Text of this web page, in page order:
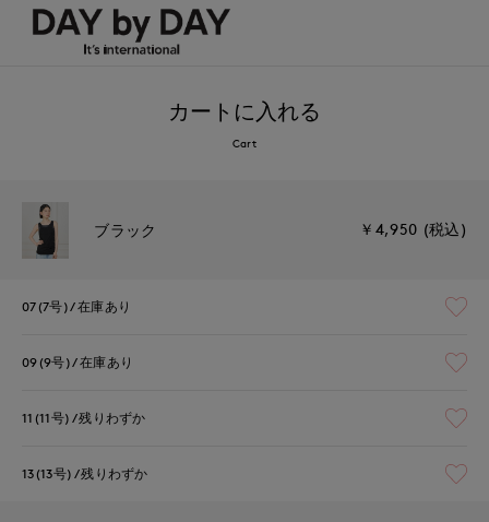
カートに入れる
Cart
ブラック ￥4,950 (税込)
07(7号) 在庫あり
09(9号) 在庫あり
11(11号) 残りわずか
13(13号) 残りわずか